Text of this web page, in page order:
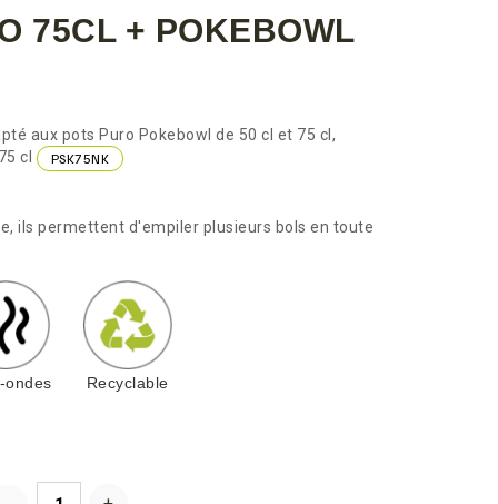
75CL + POKEBOWL
aux pots Puro Pokebowl de 50 cl et 75 cl,
cl PSK75NK
ils permettent d'empiler plusieurs bols en toute
ondes Recyclable